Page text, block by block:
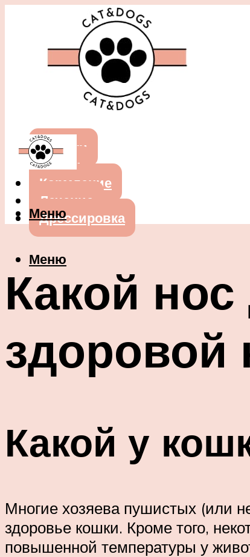
Собаки
Кошки
Кормление
Лечение
Дрессировка
Меню
Меню
Какой
здоровой
Какой у
Многие хозяева пушистых (или
здоровье кошки. Кроме того,
повышенной температуры у